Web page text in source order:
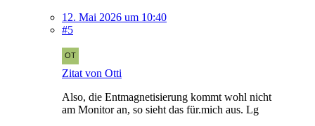
12. Mai 2026 um 10:40
#5
Zitat von Otti
Also, die Entmagnetisierung kommt wohl nicht
am Monitor an, so sieht das für.mich aus. Lg